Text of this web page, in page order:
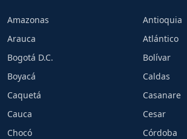
Amazonas
Antioquia
Arauca
Atlántico
Bogotá D.C.
Bolívar
Boyacá
Caldas
Caquetá
Casanare
Cauca
Cesar
Chocó
Córdoba